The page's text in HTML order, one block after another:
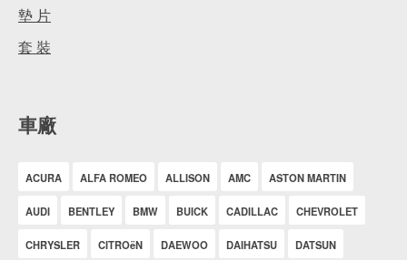
墊 片
套 裝
車廠
ACURA ALFA ROMEO ALLISON AMC ASTON MARTIN
AUDI BENTLEY BMW BUICK CADILLAC CHEVROLET
CHRYSLER CITROëN DAEWOO DAIHATSU DATSUN